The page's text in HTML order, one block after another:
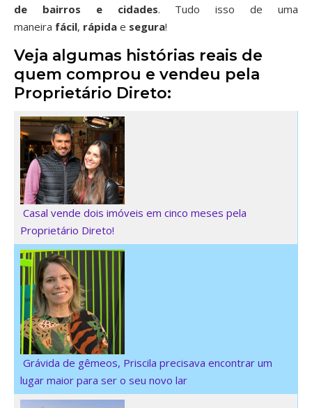
de bairros
e cidades. Tudo isso de uma
maneira fácil, rápida e segura!
Veja algumas histórias reais de
quem comprou e vendeu pela
Proprietário Direto:
Casal vende dois imóveis em cinco meses pela
Proprietário Direto!
Grávida de gêmeos, Priscila precisava encontrar um
lugar maior para ser o seu novo lar